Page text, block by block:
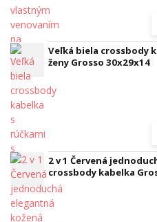
Veľká biela crossbody
ženy Grosso 30x29x14
2 v 1 Červená
crossbody kabelka